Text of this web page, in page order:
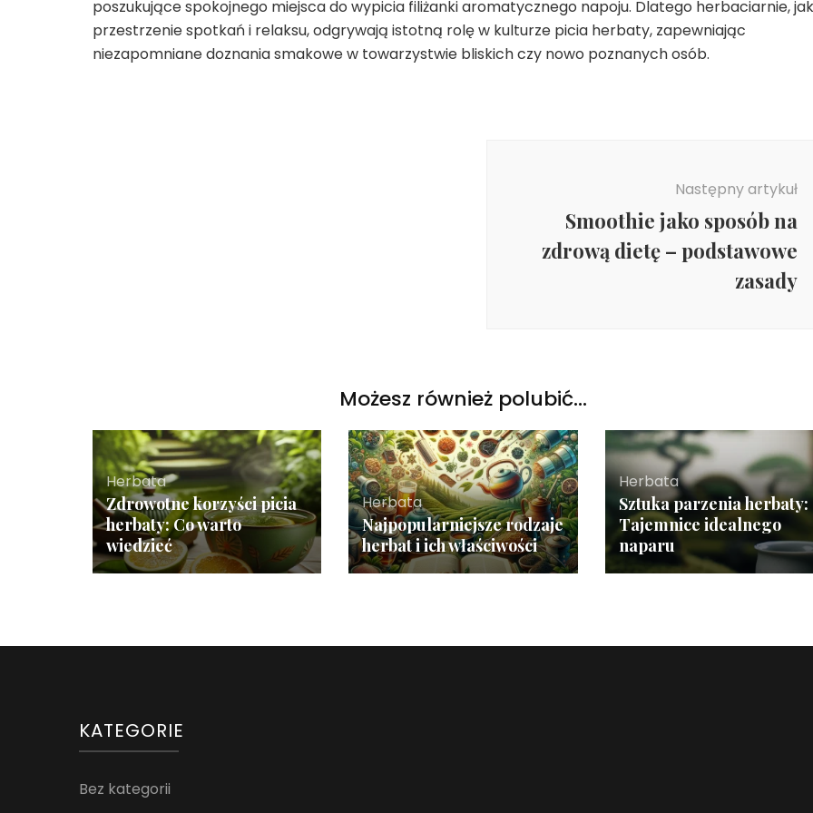
poszukujące spokojnego miejsca do wypicia filiżanki aromatycznego napoju. Dlatego herbaciarnie,
przestrzenie spotkań i relaksu, odgrywają istotną rolę w kulturze picia herbaty, zapewniając
niezapomniane doznania smakowe w towarzystwie bliskich czy nowo poznanych osób.
Następny artykuł
Smoothie jako sposób na
zdrową dietę – podstawowe
zasady
Możesz również polubić…
Herbata
Zdrowotne korzyści picia
herbaty: Co warto
wiedzieć
Herbata
Najpopularniejsze rodzaje
herbat i ich właściwości
Herbata
Sztuka parzenia herbaty:
Tajemnice idealnego
naparu
KATEGORIE
Bez kategorii